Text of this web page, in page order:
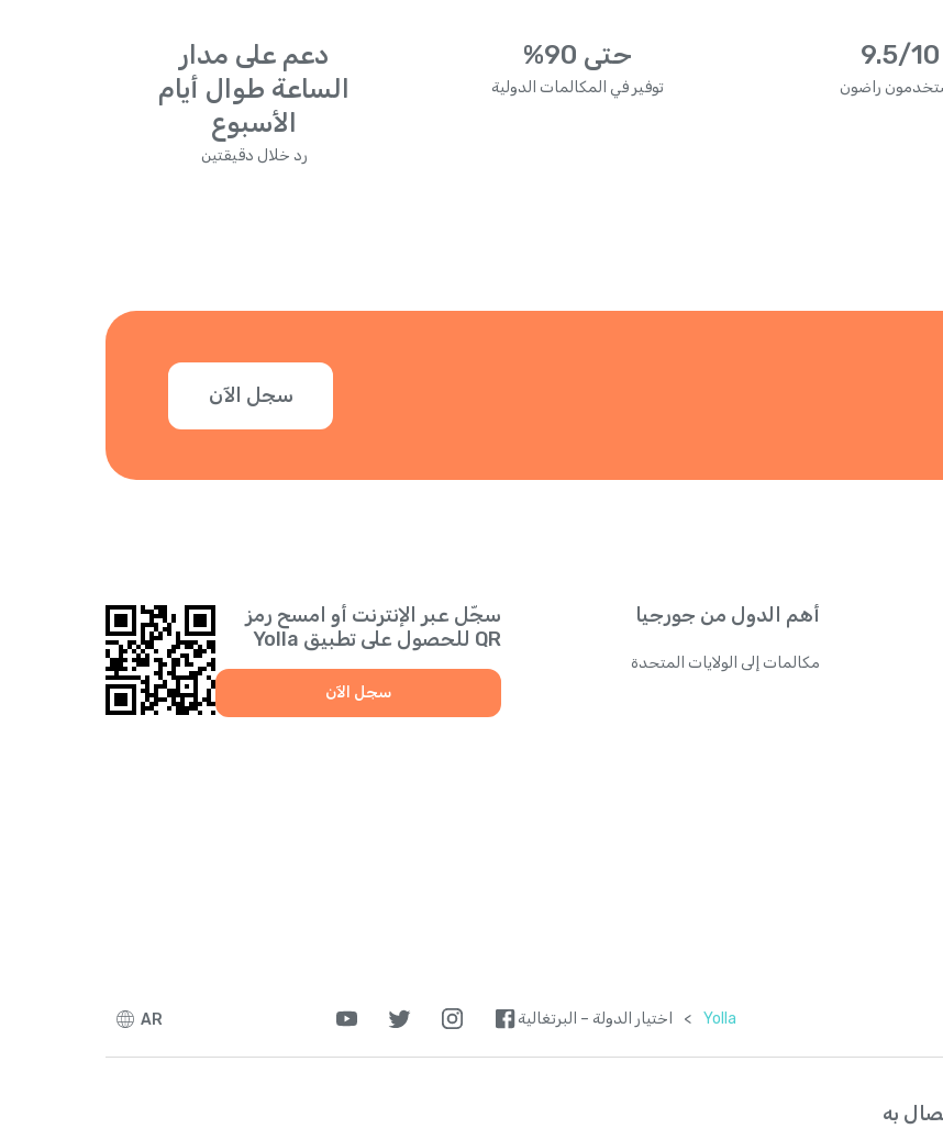
9.5/10
راضون
حتى 90%
توفير في المكالمات الدولية
دعم على مدار
الساعة طوال أيام
الأسبوع
رد خلال دقيقتين
سجل الآن
أهم الدول من جورجيا
مكالمات إلى الولايات المتحدة
سجّل عبر الإنترنت أو امسح رمز
QR للحصول على تطبيق Yolla
سجل الآن
Yolla
> اختيار الدولة – البرتغالية AR
به